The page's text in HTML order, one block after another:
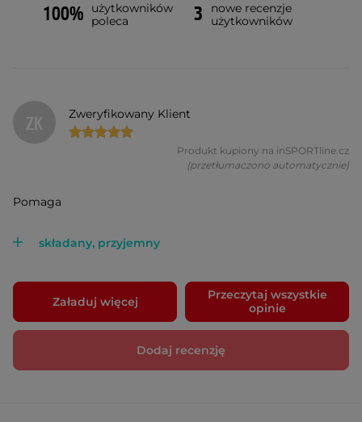
100%
użytkowników
poleca
3
nowe recenzje
użytkowników
ZK Zweryfikowany Klient
Produkt kupiony na inSPORTline.cz
(przetłumaczono automatycznie)
Pomaga
składany, przyjemny
Załaduj więcej
Przeczytaj wszystkie
opinie
Dodaj recenzję